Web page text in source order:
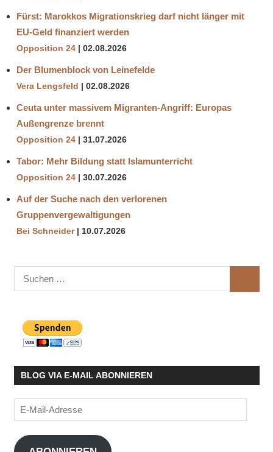
Fürst: Marokkos Migrationskrieg darf nicht länger mit
EU-Geld finanziert werden
Opposition 24 02.08.2026
Der Blumenblock von Leinefelde
Vera Lengsfeld 02.08.2026
Ceuta unter massivem Migranten-Angriff: Europas
Außengrenze brennt
Opposition 24 31.07.2026
Tabor: Mehr Bildung statt Islamunterricht
Opposition 24 30.07.2026
Auf der Suche nach den verlorenen
Gruppenvergewaltigungen
Bei Schneider 10.07.2026
Suchen
nach:
BLOG VIA E-MAIL ABONNIEREN
E-
Mail-
Adresse